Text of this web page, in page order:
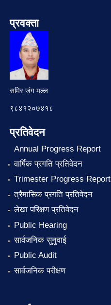
प्रवक्ता
समिर जंग मल्ल
९८४१२०७४१८
प्रतिवेदन
Annual Progress Report
वार्षिक प्रगति प्रतिवेदन
Trimester Progress Report
त्रैमासिक प्रगति प्रतिवेदन
लेखा परिक्षण प्रतिवेदन
Public Hearing
सार्वजनिक सुनुवाई
Public Audit
सार्वजनिक परीक्षण